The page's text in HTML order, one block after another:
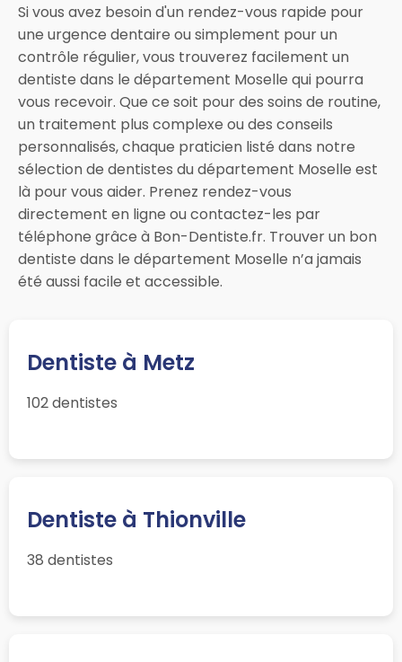
Si vous avez besoin d'un rendez-vous rapide pour
une urgence dentaire ou simplement pour un
contrôle régulier, vous trouverez facilement un
dentiste dans le département Moselle qui pourra
vous recevoir. Que ce soit pour des soins de routine,
un traitement plus complexe ou des conseils
personnalisés, chaque praticien listé dans notre
sélection de dentistes du département Moselle est
là pour vous aider. Prenez rendez-vous
directement en ligne ou contactez-les par
téléphone grâce à Bon-Dentiste.fr. Trouver un bon
dentiste dans le département Moselle n’a jamais
été aussi facile et accessible.
Dentiste à Metz
102 dentistes
Dentiste à Thionville
38 dentistes